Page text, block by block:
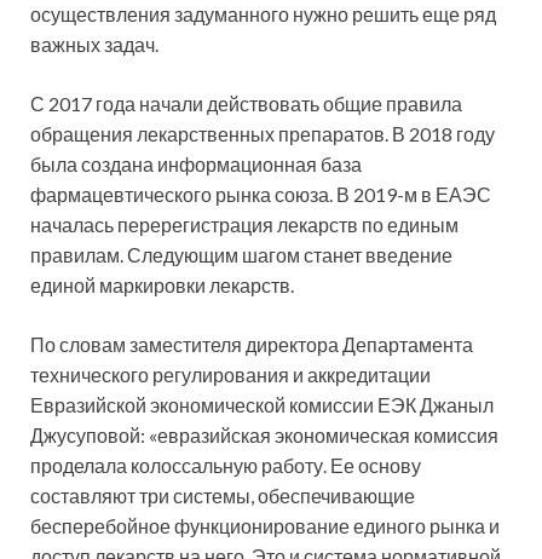
осуществления задуманного нужно решить еще ряд
важных задач.
С 2017 года начали действовать общие правила
обращения лекарственных препаратов. В 2018 году
была создана информационная база
фармацевтического рынка союза. В 2019-м в ЕАЭС
началась перерегистрация лекарств по единым
правилам. Следующим шагом станет введение
единой маркировки лекарств.
По словам заместителя директора Департамента
технического регулирования и аккредитации
Евразийской экономической комиссии ЕЭК Джаныл
Джусуповой: «евразийская экономическая комиссия
проделала колоссальную работу. Ее основу
составляют три системы, обеспечивающие
бесперебойное функционирование единого рынка и